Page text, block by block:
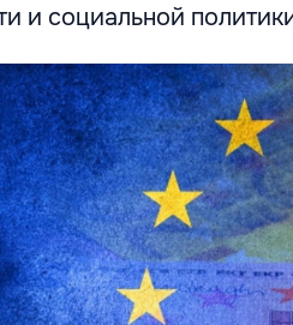
и социальной